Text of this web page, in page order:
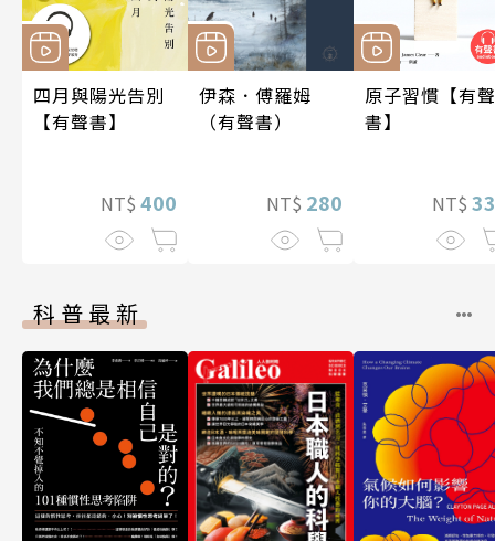
四月與陽光告別
【有聲書】
NT$ 400
伊森．傅羅姆
（有聲書）
NT$ 280
原子習慣【有聲
書】
NT$
科普最新